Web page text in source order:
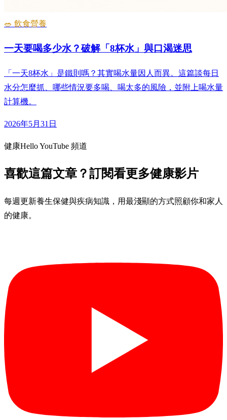
🥗 飲食營養
一天要喝多少水？破解「8杯水」與口渴迷思
「一天8杯水」是鐵則嗎？其實喝水量因人而異。這篇談每日
水分怎麼抓、哪些情況要多喝、喝太多的風險，並附上喝水量
計算機。
2026年5月31日
健康Hello YouTube 頻道
喜歡這篇文章？訂閱看更多健康影片
每週更新養生保健與疾病知識，用最淺顯的方式照顧你和家人
的健康。